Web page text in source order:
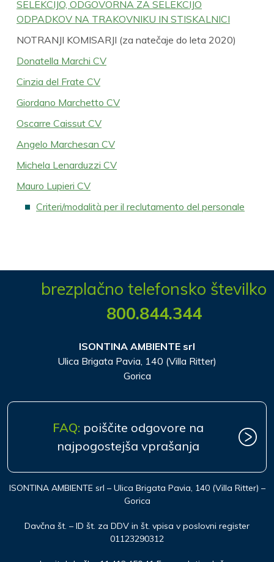
SELEKCIJO, ODGOVORNA ZA SELEKCIJO
ODPADKOV NA TRAKOVNIKU IN STISKALNICI
NOTRANJI KOMISARJI (za natečaje do leta 2020)
Donatella Marchi CV
Cinzia del Frate CV
Giordano Marchetto CV
Oscarre Caissut CV
Angelo Marchesan CV
Michela Lenarduzzi CV
Mauro Lupieri CV
Criteri/modalità per il reclutamento del personale
brezplačno telefonsko številko
800.844.344
ISONTINA AMBIENTE srl
Ulica Brigata Pavia, 140 (Villa Ritter)
Gorica
FAQ: poiščite odgovore na
najpogostejša vprašanja
ISONTINA AMBIENTE srl – Ulica Brigata Pavia, 140 (Villa Ritter) –
Gorica
Davčna št. – ID št. za DDV in št. vpisa v poslovni register
01123290312